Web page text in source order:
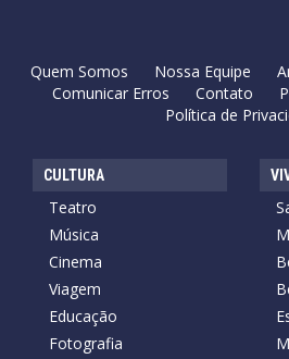
Quem Somos Nossa Equipe
Comunicar Erros
Contato
Política de
CULTURA
Teatro
Música
Cinema
Viagem
Educação
Fotografia